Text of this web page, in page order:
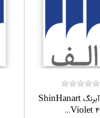
آبرنگ ShinHanart
Violet 4...